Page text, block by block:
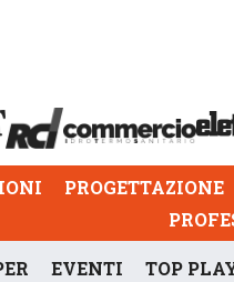
PROGETTAZIONE
EVENTI TOP